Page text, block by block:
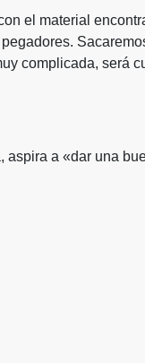
el material
complicada, será
aspira a «dar una